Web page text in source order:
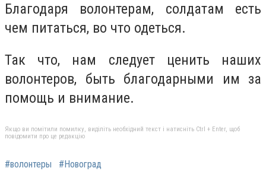
Благодаря волонтерам, солдатам есть
чем питаться, во что одеться.
Так что, нам следует ценить наших
волонтеров, быть благодарными им за
помощь и внимание.
Якщо ви помітили помилку, виділіть необхідний текст і натисніть Ctrl + Enter, щоб
повідомити про це редакцію
#волонтеры #Новоград